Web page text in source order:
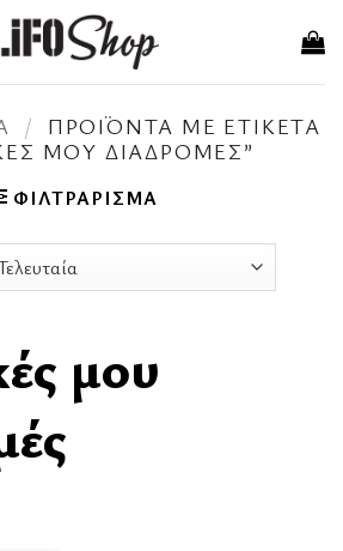
/
ΠΡΟΪΌΝΤΑ ΜΕ ΕΤΙΚΈΤΑ
ΜΟΥ ΔΙΑΔΡΟΜΈΣ”
ΦΙΛΤΡΆΡΙΣΜΑ
μου